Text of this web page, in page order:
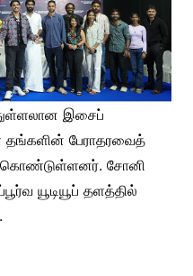
இசைப்
தங்களின் பேராதரவைத்
சோனி
யூடியூப் தளத்தில்